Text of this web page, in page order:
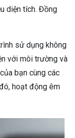
diện tích. Đồng
sử dụng không
với môi trường và
bạn cùng các
hoạt động êm